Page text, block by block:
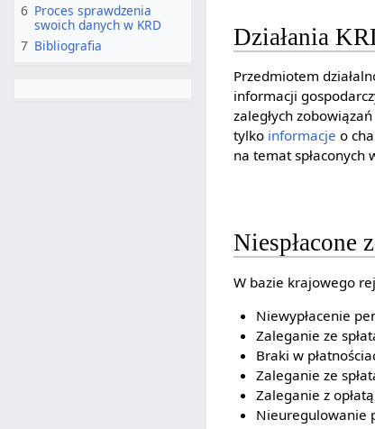
Działania
Przedmiotem
informacji
zaległych
tylko informacje o
na temat spłaconych
Niespłacone
W bazie krajowego
Niewypłacenie
Zaleganie ze
Braki w
Zaleganie ze
Zaleganie z
Nieuregulowanie
6 Proces sprawdzenia
swoich danych w KRD
7 Bibliografia